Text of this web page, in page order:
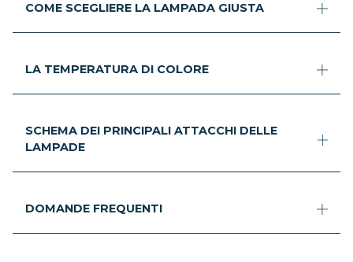
COME SCEGLIERE LA LAMPADA GIUSTA
LA TEMPERATURA DI COLORE
SCHEMA DEI PRINCIPALI ATTACCHI DELLE
LAMPADE
DOMANDE FREQUENTI